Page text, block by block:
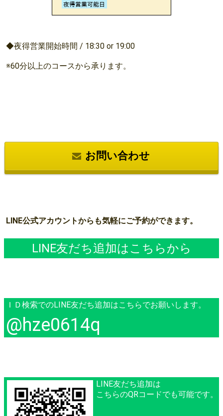
◆夜得営業開始時間 / 18:30 or 19:00
※60分以上のコースから承ります。
お問い合わせ
LINE公式アカウントからも気軽にご予約ができます。
LINE友だち追加はこちらから
ＩＤ検索でのLINE友だち追加はこちらでお願いします。
@hze0614q
LINE友だち追加は
こちらのQRコードでも可能です。